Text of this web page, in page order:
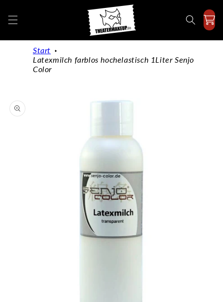
Inhalt
Start
Latexmilch farblos hochelastisch 1Liter Senjo
Color